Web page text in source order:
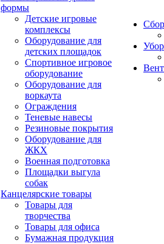
формы
Детские игровые
комплексы
Оборудование для
детских площадок
Спортивное игровое
оборудование
Оборудование для
воркаута
Ограждения
Теневые навесы
Резиновые покрытия
Оборудование для
ЖКХ
Военная подготовка
Площадки выгула
собак
Канцелярские товары
Товары для
творчества
Товары для офиса
Бумажная продукция